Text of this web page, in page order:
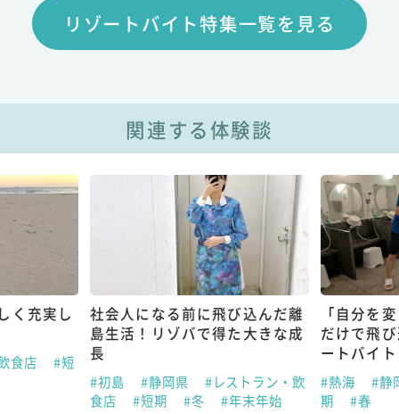
リゾートバイト特集一覧を見る
関連する体験談
く充実し
食店 #短
社会人になる前に飛び込んだ離
島生活！リゾバで得た大きな成
長
#初島 #静岡県
#レストラン・飲
食店
#短期 #冬 #年末年始
「自分を
だけで飛
ートバイト
#熱海
#静
期
#春